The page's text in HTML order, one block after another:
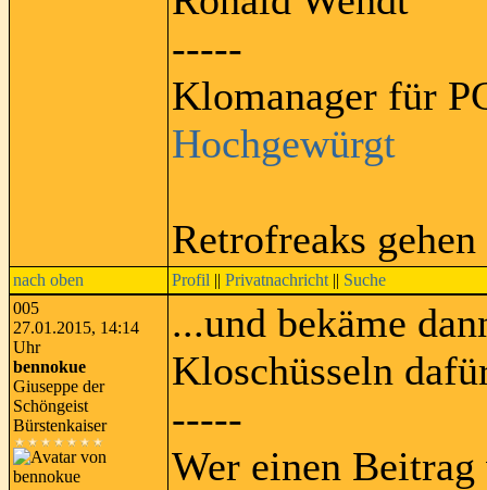
-----
Klomanager für
Hochgewürgt
Retrofreaks
nach oben Profil || Privatnachricht || Suche
005
27.01.2015, 14:14
Uhr
bennokue
Giuseppe der
Schöngeist
Bürstenkaiser
...und bekäme
Kloschüsseln
-----
Wer einen